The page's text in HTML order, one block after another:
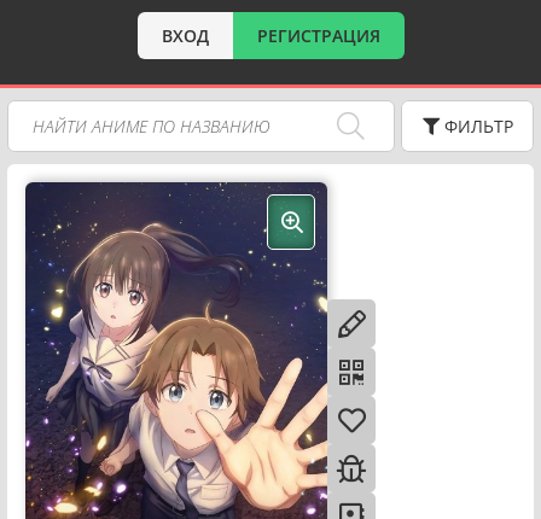
ВХОД РЕГИСТРАЦИЯ
ФИЛЬТР